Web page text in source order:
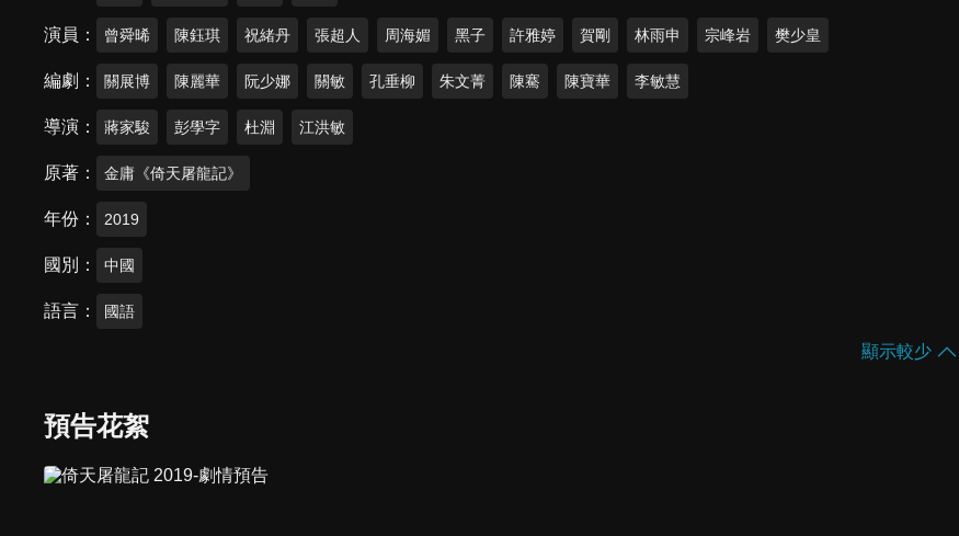
演員 曾舜晞 陳鈺琪 祝緒丹 張超人 周海媚 黑子 許雅婷 賀剛 林雨申 宗峰岩 樊少皇
編劇 關展博 陳麗華 阮少娜 關敏 孔垂柳 朱文菁 陳騫 陳寶華 李敏慧
導演 蔣家駿 彭學字 杜淵 江洪敏
原著 金庸《倚天屠龍記》
年份 2019
國別 中國
語言 國語
顯示較少
預告花絮